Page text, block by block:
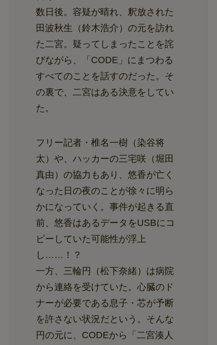
数日後。容疑が晴れ、釈放された
田波秋生（鈴木浩介）の元を訪れ
た二宮。疑ってしまったことを詫
びながら、「CODE」にまつわる
すべてのことを話すのだった。そ
の裏で、二宮はある決意をしてい
た。
フリー記者・椎名一樹（染谷将
太）や、ハッカーの三宅咲（堀田
真由）の協力もあり、悠香が亡く
なった日の夜のことが徐々に明ら
かになっていく。事件が起きる直
前、悠香はあるデータをUSBにコ
ピーしていた可能性が浮上
し……！？
一方、三輪円（松下奈緒）は病院
から連絡を受けていた。心臓のド
ナーが必要である息子・芯が予断
を許さない状況だという。そんな
円の元に、CODEから「二宮湊人